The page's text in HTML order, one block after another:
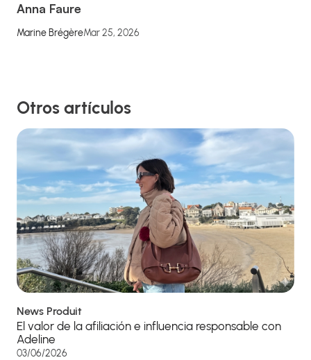
Anna Faure
Marine BrégèreMar 25, 2026
Otros artículos
News Produit
El valor de la afiliación e influencia responsable con
Adeline
03/06/2026